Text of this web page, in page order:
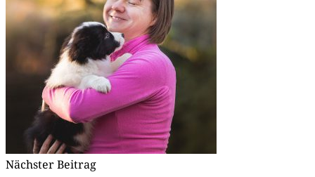
Alles neu: Geth­si,
Broad­me­a­dows
Gethsemane
Nächster Beitrag